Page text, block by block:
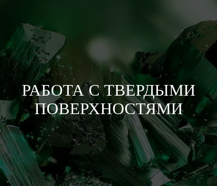
РАБОТА С ТВЕРДЫМИ
ПОВЕРХНОСТЯМИ